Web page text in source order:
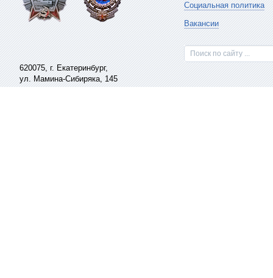
620075, г. Екатеринбург,
ул. Мамина-Сибиряка, 145
Социальная политика
Вакансии
Поиск по сайту ...